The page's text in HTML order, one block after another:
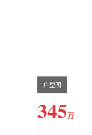
户型图
345万